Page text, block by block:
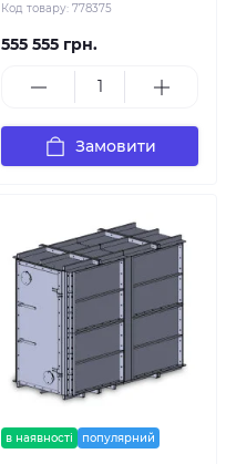
Код товару: 778375
555 555 грн.
Замовити
в наявності популярний